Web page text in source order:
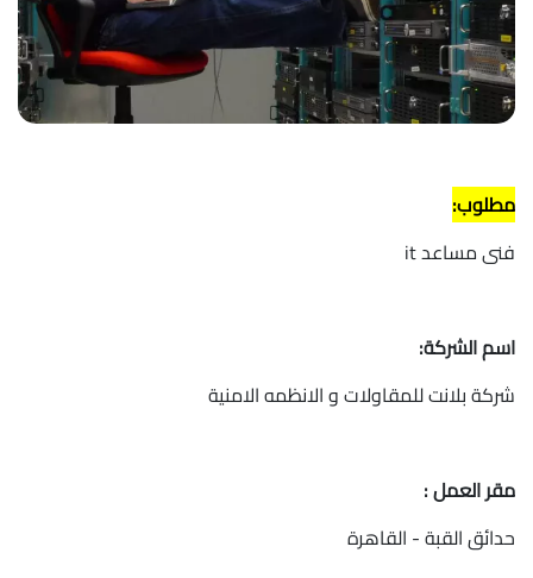
مطلوب:
فنى مساعد it
اسم الشركة:
شركة بلانت للمقاولات و الانظمه الامنية
مقر العمل :
حدائق القبة - القاهرة